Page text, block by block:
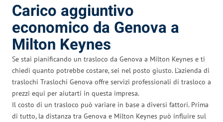
Carico aggiuntivo
economico da Genova a
Milton Keynes
Se stai pianificando un trasloco da Genova a Milton Keynes e ti
chiedi quanto potrebbe costare, sei nel posto giusto. L’azienda di
traslochi Traslochi Genova offre servizi professionali di trasloco a
prezzi equi per aiutarti in questa impresa.
Il costo di un trasloco può variare in base a diversi fattori. Prima
di tutto, la distanza tra Genova e Milton Keynes può influire sul